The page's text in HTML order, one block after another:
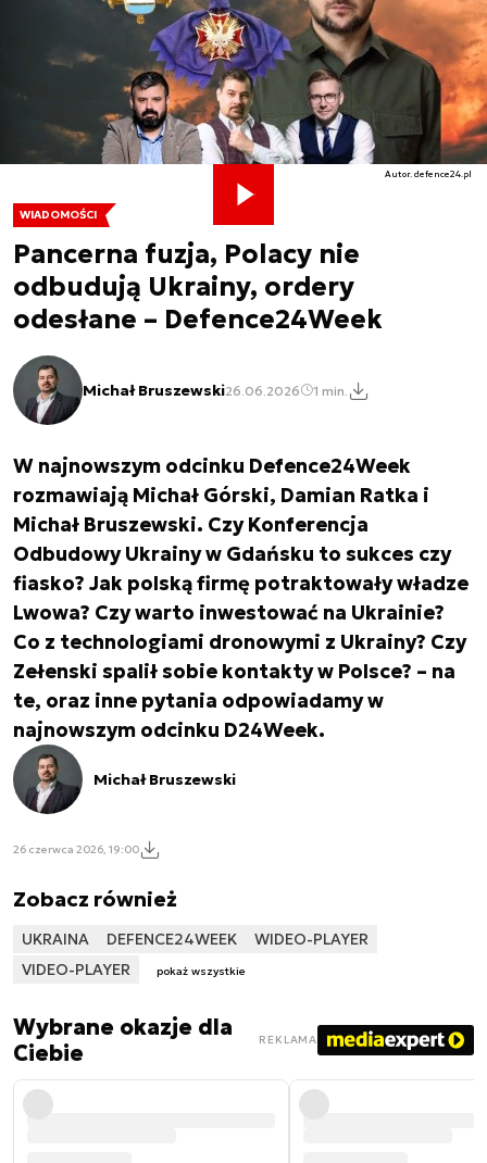
WIADOMOŚCI
Pancerna fuzja, Polacy nie
odbudują Ukrainy, ordery
odesłane – Defence24Week
Michał Bruszewski26.06.2026 1 min.
Autor. defence24.pl
W najnowszym odcinku Defence24Week
rozmawiają Michał Górski, Damian Ratka i
Michał Bruszewski. Czy Konferencja
Odbudowy Ukrainy w Gdańsku to sukces czy
fiasko? Jak polską firmę potraktowały władze
Lwowa? Czy warto inwestować na Ukrainie?
Co z technologiami dronowymi z Ukrainy? Czy
Zełenski spalił sobie kontakty w Polsce? – na
te, oraz inne pytania odpowiadamy w
najnowszym odcinku D24Week.
Michał Bruszewski
26 czerwca 2026, 19:00
Zobacz również
UKRAINA DEFENCE24WEEK
WIDEO-PLAYER
VIDEO-PLAYER
pokaż wszystkie
Wybrane okazje dla
Ciebie
REKLAMA